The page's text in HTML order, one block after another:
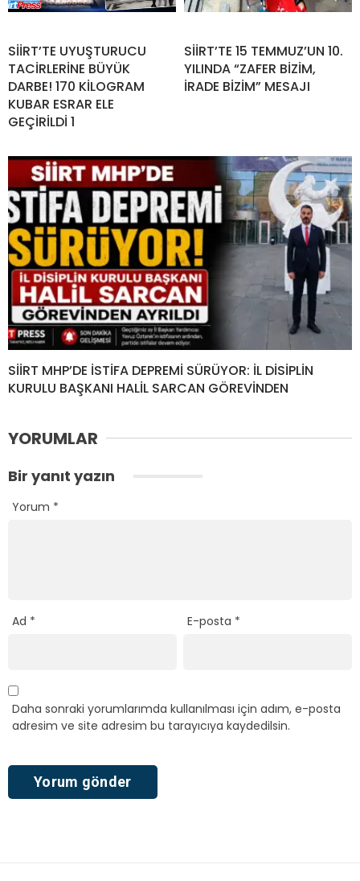
SİİRT’TE UYUŞTURUCU
TACİRLERİNE BÜYÜK
DARBE! 170 KİLOGRAM
KUBAR ESRAR ELE
GEÇİRİLDİ 1
SİİRT’TE 15 TEMMUZ’UN 10.
YILINDA “ZAFER BİZİM,
İRADE BİZİM” MESAJI
SİİRT MHP’DE İSTİFA DEPREMİ SÜRÜYOR: İL DİSİPLİN
KURULU BAŞKANI HALİL SARCAN GÖREVİNDEN
YORUMLAR
Bir yanıt yazın
Yorum *
Ad * E-posta *
Daha sonraki yorumlarımda kullanılması için adım, e-posta
adresim ve site adresim bu tarayıcıya kaydedilsin.